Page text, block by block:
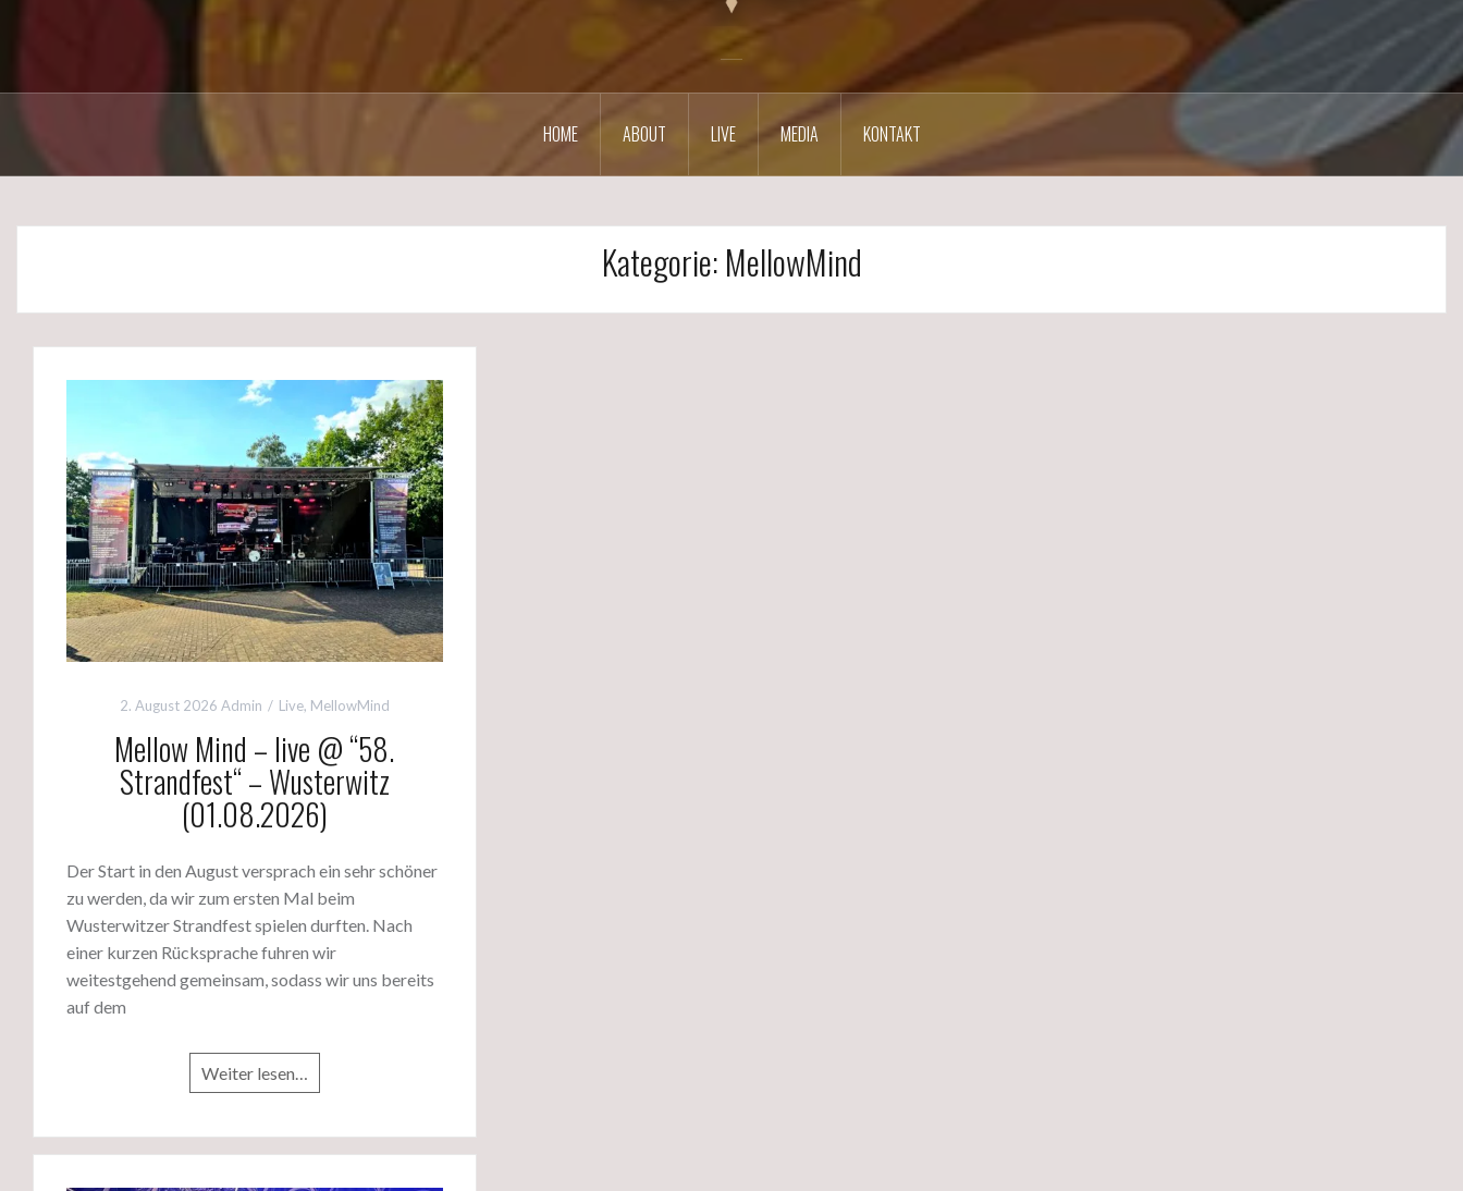
HOME ABOUT LIVE MEDIA KONTAKT
Kategorie:MellowMind
2. August 2026 Admin Live, MellowMind
Mellow Mind – live @ “58.
Strandfest“ – Wusterwitz
(01.08.2026)
Der Start in den August versprach ein sehr schöner
zu werden, da wir zum ersten Mal beim
Wusterwitzer Strandfest spielen durften. Nach
einer kurzen Rücksprache fuhren wir
weitestgehend gemeinsam, sodass wir uns bereits
auf dem
Weiter lesen…